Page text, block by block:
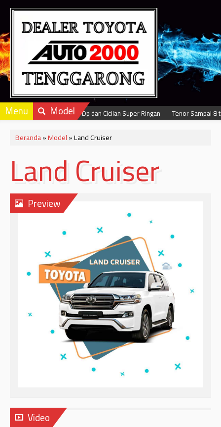
Dapatkan Dp dan Cicilan Super Ringan Tenor Sampai 8
Menu Model
Beranda»Model» Land Cruiser
Land Cruiser
Preview
Video